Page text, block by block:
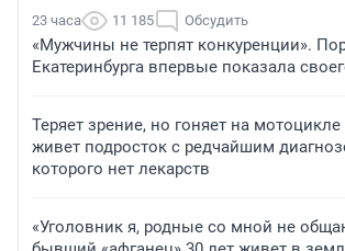
23 часа 11 185 Обсудить
«Мужчины не терпят конкуренции».
Екатеринбурга впервые показала
Теряет зрение, но гоняет на
живет подросток с редчайшим
которого нет лекарств
«Уголовник я, родные со мной не